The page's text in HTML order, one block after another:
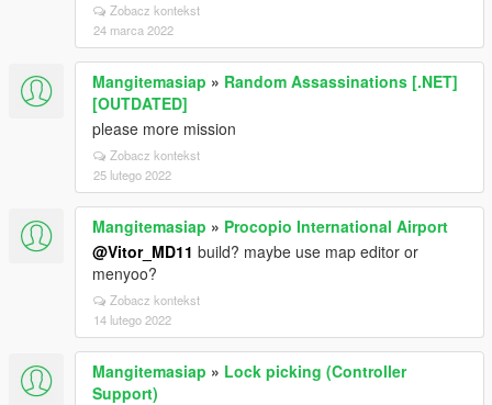
Zobacz kontekst
24 marca 2022
Mangitemasiap » Random Assassinations [.NET]
[OUTDATED]
please more mission
Zobacz kontekst
25 lutego 2022
Mangitemasiap » Procopio International Airport
@Vitor_MD11 build? maybe use map editor or
menyoo?
Zobacz kontekst
14 lutego 2022
Mangitemasiap » Lock picking (Controller
Support)